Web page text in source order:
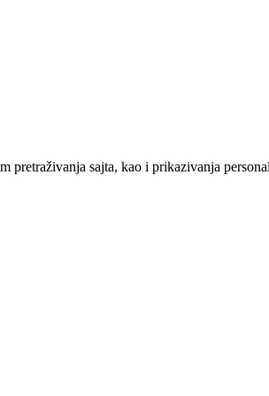
sajta, kao i prikazivanja